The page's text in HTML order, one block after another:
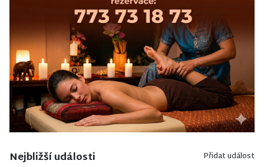
Nejbližší události Přidat událost